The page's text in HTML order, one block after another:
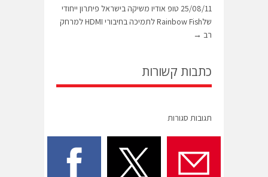
25/08/11 טופ אודיו משיקה בישראל פיתרון ייחודי
שלRainbow Fish לתמיכה בחיבורי HDMI למרחק
רב →
כתבות קשורות
תגובות סגורות